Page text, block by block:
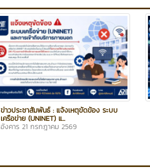
ข่าวประชาสัมพันธ์ : แจ้งเหตุขัดข้อง ระบบ
เครือข่าย (UNINET) แ...
อังคาร 21 กรกฎาคม 2569